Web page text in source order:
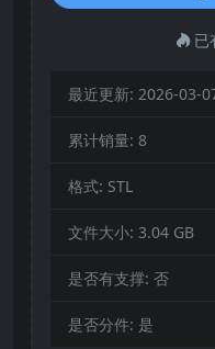
已
最近更新: 2026-03-
累计销量: 8
格式: STL
文件大小: 3.04 GB
是否有支撑: 否
是否分件: 是